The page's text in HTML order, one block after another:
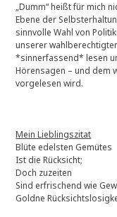
„Dumm“ heißt für mich
Ebene der
sinnvolle Wahl von
unserer
*sinnerfassend* lesen
Hörensagen – und dem
vorgelesen wird.
Mein Lieblingszitat
Blüte edelsten Gemütes
Ist die Rücksicht;
Doch zuzeiten
Sind erfrischend wie
Goldne